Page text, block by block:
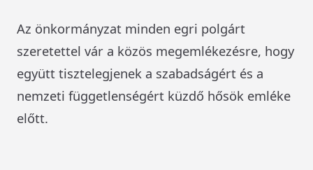
Az önkormányzat minden egri polgárt
szeretettel vár a közös megemlékezésre, hogy
együtt tisztelegjenek a szabadságért és a
nemzeti függetlenségért küzdő hősök emléke
előtt.